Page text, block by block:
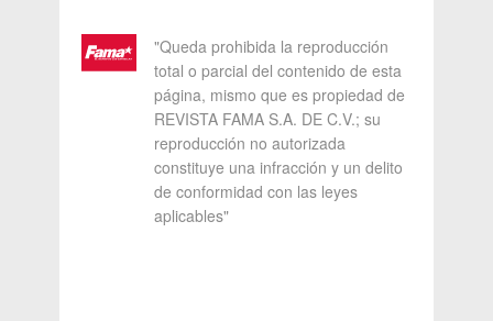
"Queda prohibida la reproducción
total o parcial del contenido de esta
página, mismo que es propiedad de
REVISTA FAMA S.A. DE C.V.; su
reproducción no autorizada
constituye una infracción y un delito
de conformidad con las leyes
aplicables"